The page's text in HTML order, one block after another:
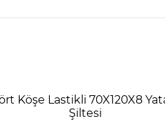
Köşe Lastikli 70X120X8
Şiltesi